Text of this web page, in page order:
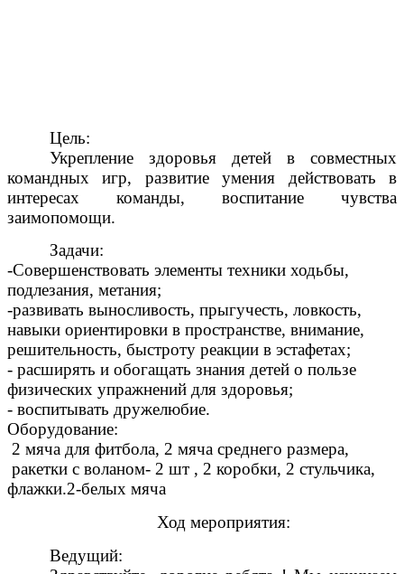
Цель:
Укрепление здоровья детей в совместных
командных игр, развитие умения действовать в
интересах команды, воспитание чувства
заимопомощи.
Задачи:
-Совершенствовать элементы техники ходьбы,
подлезания, метания;
-развивать выносливость, прыгучесть, ловкость,
навыки ориентировки в пространстве, внимание,
решительность, быстроту реакции в эстафетах;
- расширять и обогащать знания детей о пользе
физических упражнений для здоровья;
- воспитывать дружелюбие.
Оборудование:
2 мяча для фитбола, 2 мяча среднего размера,
ракетки с воланом- 2 шт , 2 коробки, 2 стульчика,
флажки.2-белых мяча
Ход мероприятия:
Ведущий: